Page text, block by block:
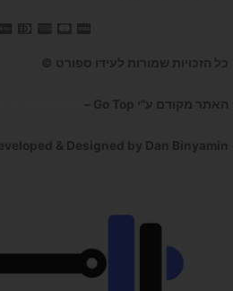
כל הזכויות שמורות לעידו ספורט ©
האתר מקודם ע"י Go Top –
& Designed by Dan Binyamin